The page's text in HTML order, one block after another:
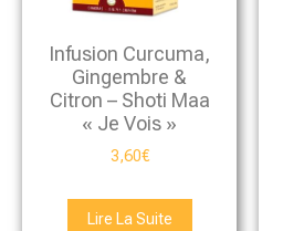
Infusion Curcuma,
Gingembre &
Citron – Shoti Maa
« Je Vois »
3,60€
Lire La Suite